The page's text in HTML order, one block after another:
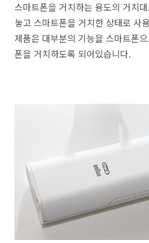
스마트폰을 거치하는 용도의 거치
놓고 스마트폰을 거치한 상태로 사
제품은 대부분의 기능을 스마트폰
폰을 거치하도록 되어있습니다.